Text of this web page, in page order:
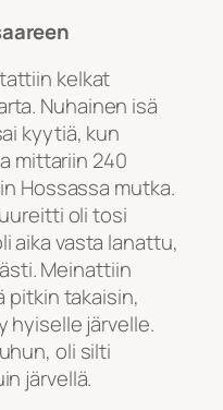
kelkat
Nuhainen isä
kyytiä, kun
mittariin 240
Hossassa mutka.
oli tosi
aika vasta lanattu,
Meinattiin
pitkin takaisin,
hyiselle järvelle.
oli silti
järvellä.